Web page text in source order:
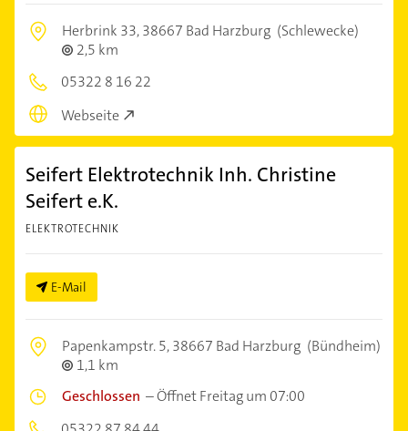
Herbrink 33,38667 Bad Harzburg (Schlewecke)
2,5 km
05322 8 16 22
Webseite
Seifert Elektrotechnik Inh. Christine
Seifert e.K.
ELEKTROTECHNIK
E-Mail
Papenkampstr. 5,38667 Bad Harzburg (Bündheim)
1,1 km
Geschlossen –Öffnet Freitag um 07:00